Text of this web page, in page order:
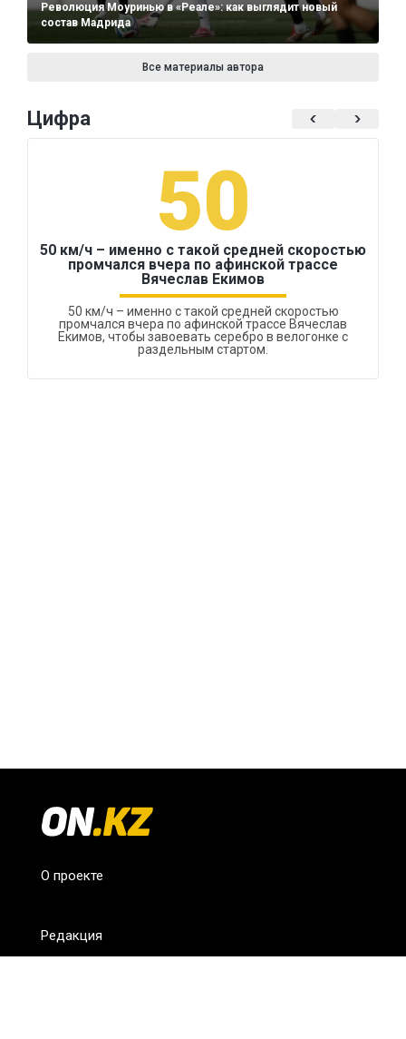
Революция Моуринью в «Реале»: как выглядит новый
состав Мадрида
Все материалы автора
Цифра
50
50 км/ч – именно с такой средней скоростью
промчался вчера по афинской трассе
Вячеслав Екимов
50 км/ч – именно с такой средней скоростью
промчался вчера по афинской трассе Вячеслав
Екимов, чтобы завоевать серебро в велогонке с
раздельным стартом.
О проекте
Редакция